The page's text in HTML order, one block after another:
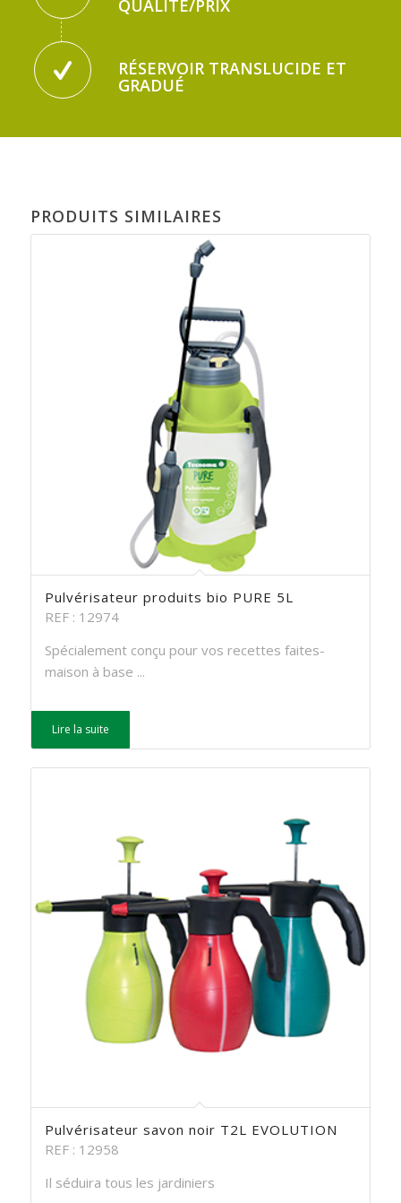
QUALITÉ/PRIX
RÉSERVOIR TRANSLUCIDE ET
GRADUÉ
PRODUITS SIMILAIRES
Pulvérisateur produits bio PURE 5L
REF : 12974
Spécialement conçu pour vos recettes faites-
maison à base ...
Lire la suite
Pulvérisateur savon noir T2L EVOLUTION
REF : 12958
Il séduira tous les jardiniers